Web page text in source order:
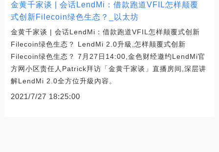
金黄千家谈 | 会话LendMi：借款跑道VFIL怎样颠覆
式创新Filecoin绿色生态？_以太坊
金黄千家谈 | 会话LendMi：借款跑道VFIL怎样颠覆式创新
Filecoin绿色生态？ LendMi 2.0升級,怎样颠覆式创新
Filecoin绿色生态？ 7月27日14:00,金色财经邀约LendMi官
方网小区责任人Patrick拜访「金黄千家谈」直播房间,深层讲
解LendMi 2.0全方位升級內容。
2021/7/27 18:25:00